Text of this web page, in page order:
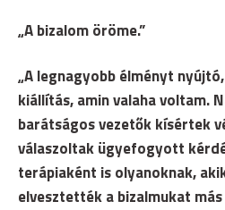
„A bizalom öröme.”
„A legnagyobb élményt
kiállítás, amin valaha voltam.
barátságos vezetők kísértek
válaszoltak ügyefogyott
terápiaként is olyanoknak,
elvesztették a bizalmukat más